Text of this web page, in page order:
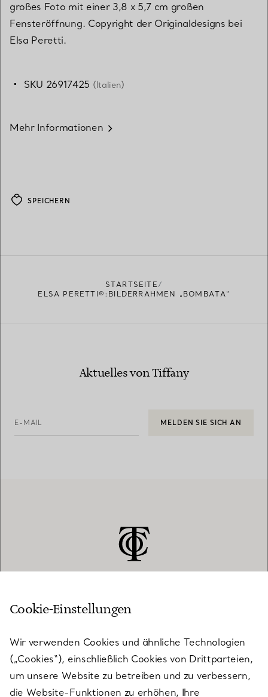
großes Foto mit einer 3,8 x 5,7 cm großen
Fensteröffnung. Copyright der Originaldesigns bei
Elsa Peretti.
SKU 26917425 (Italien)
Mehr Informationen
SPEICHERN
STARTSEITE
ELSA PERETTI®:BILDERRAHMEN „BOMBATA“
Aktuelles von Tiffany
E-MAIL MELDEN SIE SICH AN
KUNDENSERVICE
SERVICES
Cookie-Einstellungen
Wir verwenden Cookies und ähnliche Technologien
(„Cookies“), einschließlich Cookies von Drittparteien,
um unsere Website zu betreiben und zu verbessern,
die Website-Funktionen zu erhöhen, Ihre